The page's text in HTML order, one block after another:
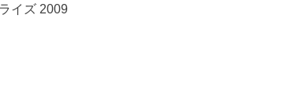
イズ 2009